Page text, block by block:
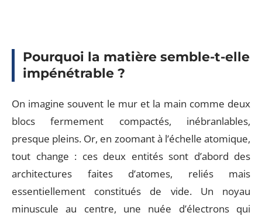
Pourquoi la matière semble-t-elle
impénétrable ?
On imagine souvent le mur et la main comme deux
blocs fermement compactés, inébranlables,
presque pleins. Or, en zoomant à l’échelle atomique,
tout change : ces deux entités sont d’abord des
architectures faites d’atomes, reliés mais
essentiellement constitués de vide. Un noyau
minuscule au centre, une nuée d’électrons qui